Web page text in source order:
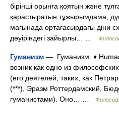
бірінші орынға қоятын және
қарастыратын тұжырымдама,
мағынада ортағасырдағы діни
дәуіріндегі зайырлы… …
Гуманизм — Гуманизм ♦
возник как одно из
(его деятелей, таких, как
(***), Эразм Роттердамский,
гуманистами). Оно… …